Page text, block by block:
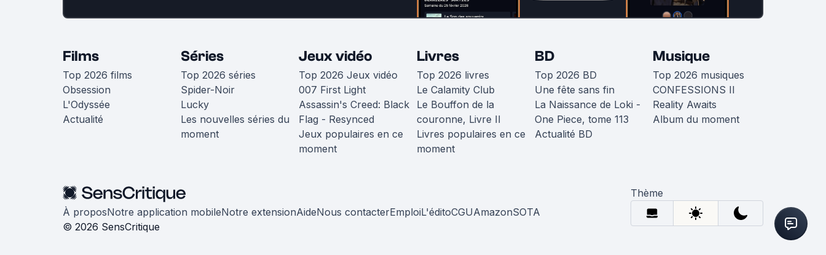
Films
Top 2026 films
Obsession
L'Odyssée
Actualité
Séries
Top 2026 séries
Spider-Noir
Lucky
Les nouvelles séries du
moment
Jeux vidéo
Top 2026 Jeux vidéo
007 First Light
Assassin's Creed: Black
Flag - Resynced
Jeux populaires en ce
moment
Livres
Top 2026 livres
Le Calamity Club
Le Bouffon de la
couronne, Livre II
Livres populaires en ce
moment
BD
Top 2026 BD
Une fête sans fin
La Naissance de Loki -
One Piece, tome 113
Actualité BD
Musique
Top 2026 musiques
CONFESSIONS II
Reality Awaits
Album du moment
À proposNotre application mobileNotre extensionAideNous contacterEmploiL'éditoCGUAmazonSOTA
© 2026 SensCritique
Thème